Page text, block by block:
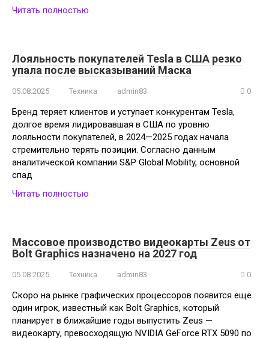
Читать полностью
Лояльность покупателей Tesla в США резко
упала после высказываний Маска
05.08.2025 Техника admin83 0
Бренд теряет клиентов и уступает конкурентам Tesla,
долгое время лидировавшая в США по уровню
лояльности покупателей, в 2024—2025 годах начала
стремительно терять позиции. Согласно данным
аналитической компании S&P Global Mobility, основной
спад
Читать полностью
Массовое производство видеокарты Zeus от
Bolt Graphics назначено на 2027 год
05.08.2025 Техника admin83 0
Скоро на рынке графических процессоров появится ещё
один игрок, известный как Bolt Graphics, который
планирует в ближайшие годы выпустить Zeus —
видеокарту, превосходящую NVIDIA GeForce RTX 5090 по